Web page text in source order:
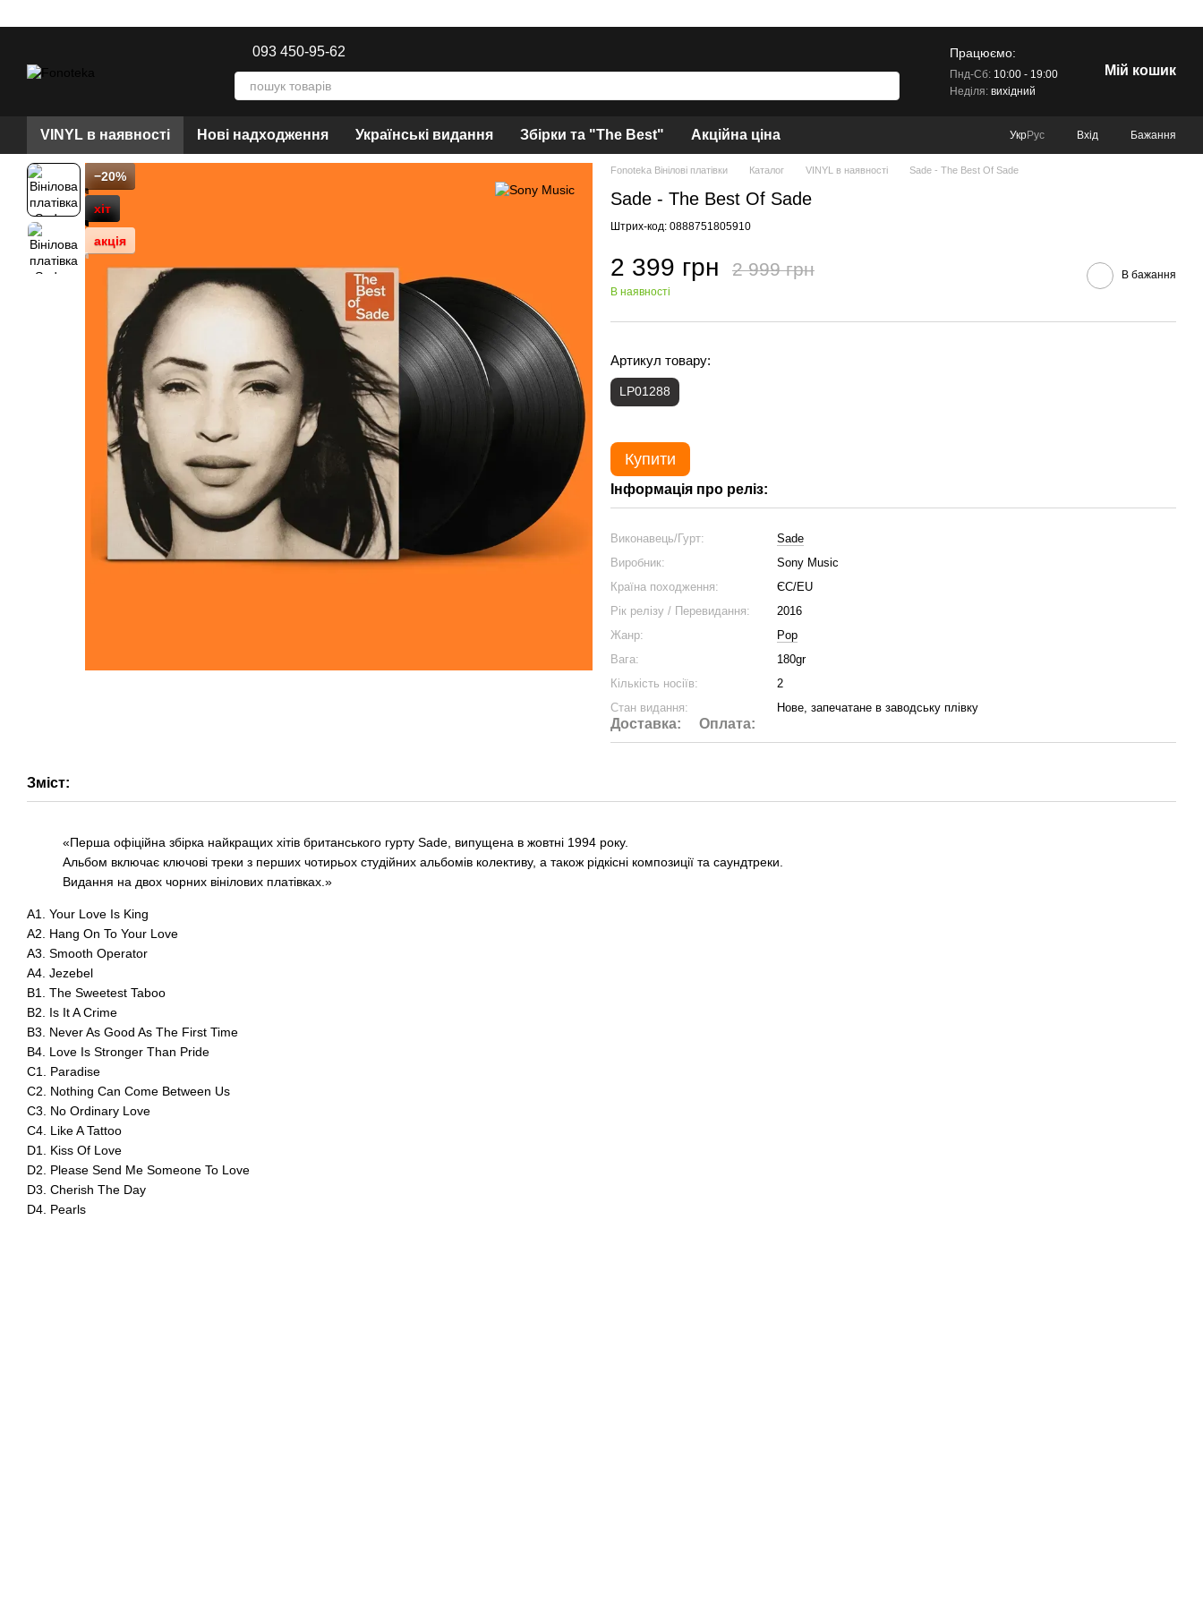
093 450-95-62 Працюємо:
Пнд-Сб:10:00 - 19:00
Неділя:вихідний
Мій кошик
VINYL в наявності Нові надходження Українські видання Збірки та "The Best" Акційна ціна УкрРус Вхід Бажання
−20%
хіт
акція
Fonoteka Вінілові платівки Каталог VINYL в наявності Sade - The Best Of Sade
Sade - The Best Of Sade
Штрих-код: 0888751805910
2 399 грн 2 999 грн
В наявності
В бажання
Артикул товару:
LP01288
Купити
Інформація про реліз:
Виконавець/Гурт:
Sade
Виробник:
Sony Music
Країна походження:
ЄС/EU
Рік релізу / Перевидання:
2016
Жанр:
Pop
Вага:
180gr
Кількість носіїв:
2
Стан видання:
Нове, запечатане в заводську плівку
Доставка: Оплата:
Зміст:
«Перша офіційна збірка найкращих хітів британського гурту Sade, випущена в жовтні 1994 року.
Альбом включає ключові треки з перших чотирьох студійних альбомів колективу, а також рідкісні композиції та саундтреки.
Видання на двох чорних вінілових платівках.»
A1. Your Love Is King
A2. Hang On To Your Love
A3. Smooth Operator
A4. Jezebel
B1. The Sweetest Taboo
B2. Is It A Crime
B3. Never As Good As The First Time
B4. Love Is Stronger Than Pride
C1. Paradise
C2. Nothing Can Come Between Us
C3. No Ordinary Love
C4. Like A Tattoo
D1. Kiss Of Love
D2. Please Send Me Someone To Love
D3. Cherish The Day
D4. Pearls